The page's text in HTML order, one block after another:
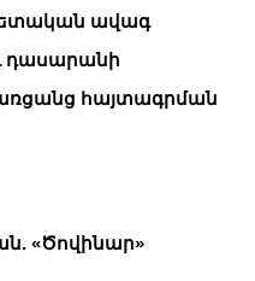
ավագ
դասարանի
առցանց հայտագրման
«Ծովինար»